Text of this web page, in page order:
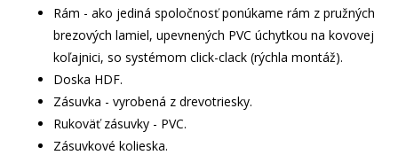
Rám - ako jediná spoločnosť ponúkame rám z pružných
brezových lamiel, upevnených PVC úchytkou na kovovej
koľajnici, so systémom click-clack (rýchla montáž).
Doska HDF.
Zásuvka - vyrobená z drevotriesky.
Rukoväť zásuvky - PVC.
Zásuvkové kolieska.